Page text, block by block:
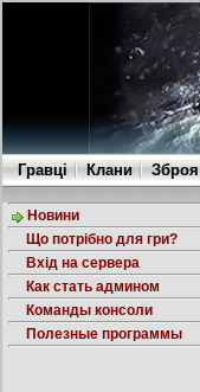
Гравці Клани Зброя